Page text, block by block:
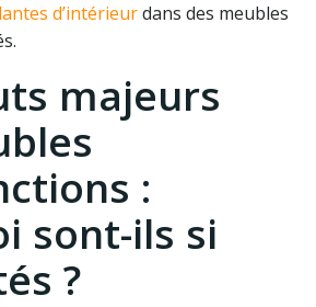
d’intérieurdans des meubles
majeurs
:
sont-ils si
?